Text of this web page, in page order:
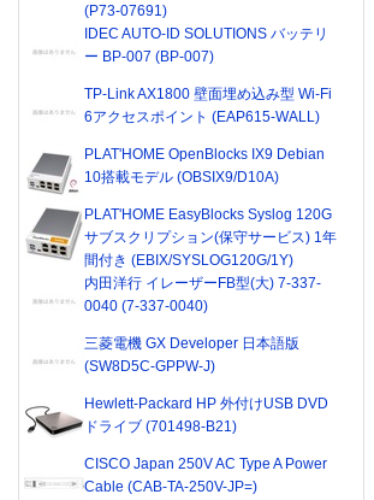
(P73-07691)
IDEC AUTO-ID SOLUTIONS バッテリ
ー BP-007 (BP-007)
TP-Link AX1800 壁面埋め込み型 Wi-Fi
6アクセスポイント (EAP615-WALL)
PLAT'HOME OpenBlocks IX9 Debian
10搭載モデル (OBSIX9/D10A)
PLAT'HOME EasyBlocks Syslog 120G
サブスクリプション(保守サービス) 1年
間付き (EBIX/SYSLOG120G/1Y)
内田洋行 イレーザーFB型(大) 7-337-
0040 (7-337-0040)
三菱電機 GX Developer 日本語版
(SW8D5C-GPPW-J)
Hewlett-Packard HP 外付けUSB DVD
ドライブ (701498-B21)
CISCO Japan 250V AC Type A Power
Cable (CAB-TA-250V-JP=)